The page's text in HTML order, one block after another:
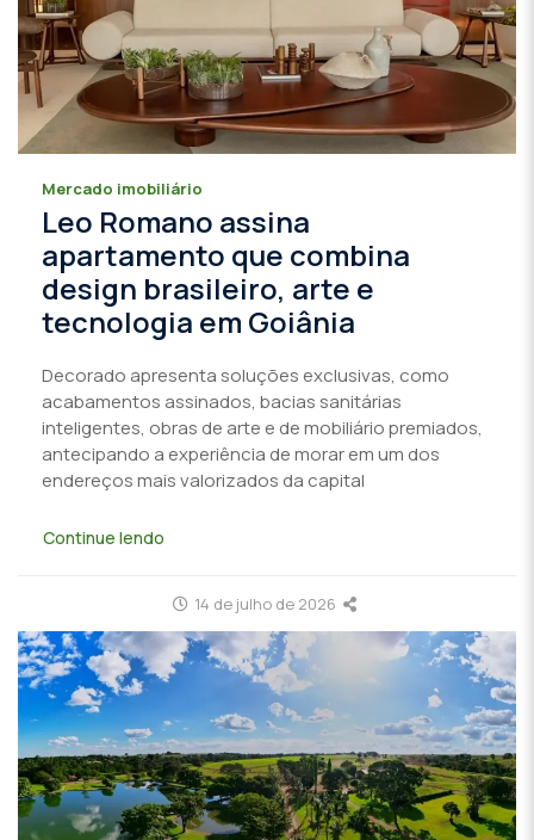
Mercado imobiliário
Leo Romano assina
apartamento que combina
design brasileiro, arte e
tecnologia em Goiânia
Decorado apresenta soluções exclusivas, como
acabamentos assinados, bacias sanitárias
inteligentes, obras de arte e de mobiliário premiados,
antecipando a experiência de morar em um dos
endereços mais valorizados da capital
Continue lendo
14 de julho de 2026